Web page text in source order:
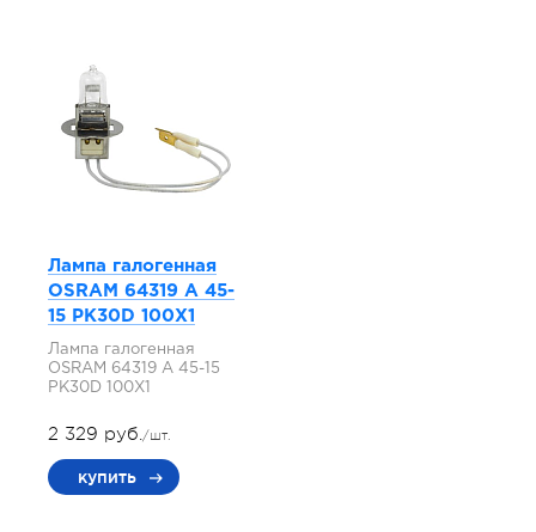
Лампа галогенная
OSRAM 64319 A 45-
15 PK30D 100X1
Лампа галогенная
OSRAM 64319 A 45-15
PK30D 100X1
2 329 руб./шт.
купить